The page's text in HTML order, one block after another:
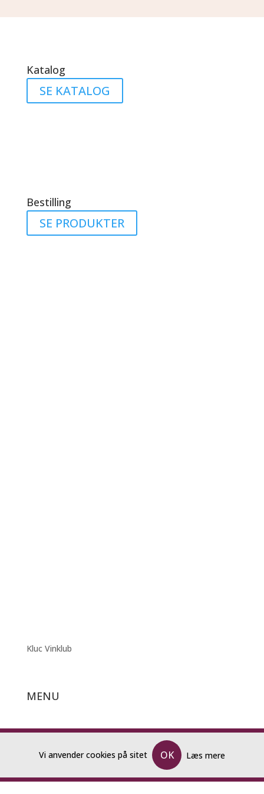
Katalog
SE KATALOG
Bestilling
SE PRODUKTER
Kluc Vinklub
MENU
Forside
Katalog og Bestillingsliste
Kalender
Vi anvender cookies på sitet OK Læs mere